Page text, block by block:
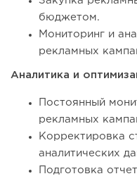
бюджетом.
Мониторинг и
рекламных
Аналитика и
Постоянный
рекламных
Корректировка
аналитических
Подготовка